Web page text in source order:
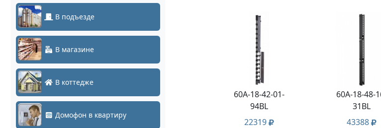
В подъезде
В магазине
В коттедже
Домофон в квартиру
60A-18-42-01-
94BL
22319
60A-18-48-
31BL
43388